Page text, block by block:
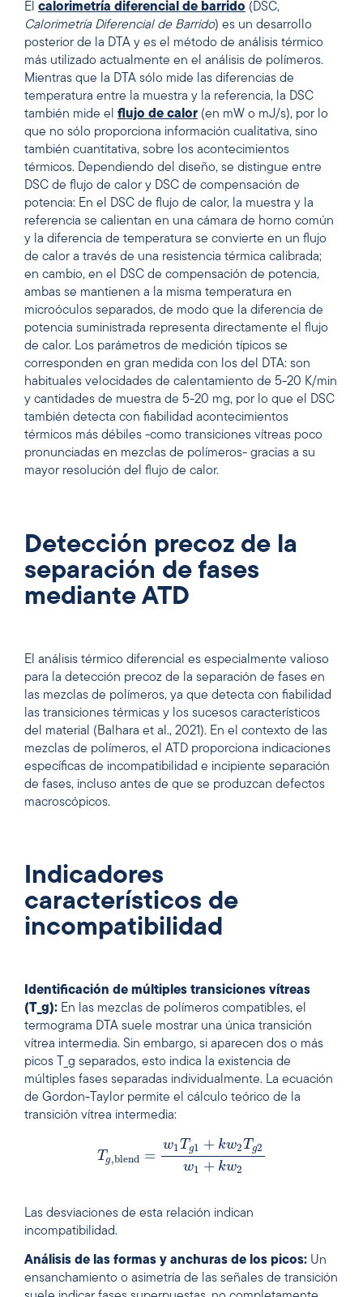
El calorimetría diferencial de barrido (DSC,
Calorimetría Diferencial de Barrido) es un desarrollo
posterior de la DTA y es el método de análisis térmico
más utilizado actualmente en el análisis de polímeros.
Mientras que la DTA sólo mide las diferencias de
temperatura entre la muestra y la referencia, la DSC
también mide el flujo de calor (en mW o mJ/s), por lo
que no sólo proporciona información cualitativa, sino
también cuantitativa, sobre los acontecimientos
térmicos. Dependiendo del diseño, se distingue entre
DSC de flujo de calor y DSC de compensación de
potencia: En el DSC de flujo de calor, la muestra y la
referencia se calientan en una cámara de horno común
y la diferencia de temperatura se convierte en un flujo
de calor a través de una resistencia térmica calibrada;
en cambio, en el DSC de compensación de potencia,
ambas se mantienen a la misma temperatura en
microóculos separados, de modo que la diferencia de
potencia suministrada representa directamente el flujo
de calor. Los parámetros de medición típicos se
corresponden en gran medida con los del DTA: son
habituales velocidades de calentamiento de 5-20 K/min
y cantidades de muestra de 5-20 mg, por lo que el DSC
también detecta con fiabilidad acontecimientos
térmicos más débiles -como transiciones vítreas poco
pronunciadas en mezclas de polímeros- gracias a su
mayor resolución del flujo de calor.
Detección precoz de la
separación de fases
mediante ATD
El análisis térmico diferencial es especialmente valioso
para la detección precoz de la separación de fases en
las mezclas de polímeros, ya que detecta con fiabilidad
las transiciones térmicas y los sucesos característicos
del material (Balhara et al., 2021). En el contexto de las
mezclas de polímeros, el ATD proporciona indicaciones
específicas de incompatibilidad e incipiente separación
de fases, incluso antes de que se produzcan defectos
macroscópicos.
Indicadores
característicos de
incompatibilidad
Identificación de múltiples transiciones vítreas
(T_g): En las mezclas de polímeros compatibles, el
termograma DTA suele mostrar una única transición
vítrea intermedia. Sin embargo, si aparecen dos o más
picos T_g separados, esto indica la existencia de
múltiples fases separadas individualmente. La ecuación
de Gordon-Taylor permite el cálculo teórico de la
transición vítrea intermedia:
T g,blend =
w1T g1 + kw2Tg2
w1 + kw2
Las desviaciones de esta relación indican
incompatibilidad.
Análisis de las formas y anchuras de los picos: Un
ensanchamiento o asimetría de las señales de transición